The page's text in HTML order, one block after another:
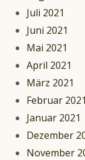
Juli 2021
Juni 2021
Mai 2021
April 2021
März 2021
Februar 2021
Januar 2021
Dezember
November